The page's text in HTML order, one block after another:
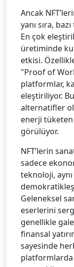
Ancak
yanı sıra,
En çok
üretiminde
etkisi.
"Proof of
platformlar,
eleştiriliyor.
alternatifler
enerji tüketen
görülüyor.
NFT’lerin
sadece
teknoloji,
Geleneksel
eserlerini
genellikle
finansal
sayesinde
platformlarda